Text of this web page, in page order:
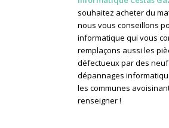
souhaitez acheter du
nous vous conseillons
informatique qui vous
remplaçons aussi les
défectueux par des
dépannages
les communes
renseigner !